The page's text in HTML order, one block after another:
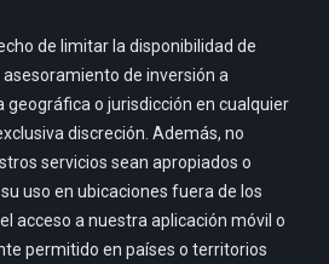
de limitar la disponibilidad de
de inversión a
geográfica o jurisdicción en cualquier
discreción. Además, no
servicios sean apropiados o
uso en ubicaciones fuera de los
acceso a nuestra aplicación móvil o
permitido en países o territorios